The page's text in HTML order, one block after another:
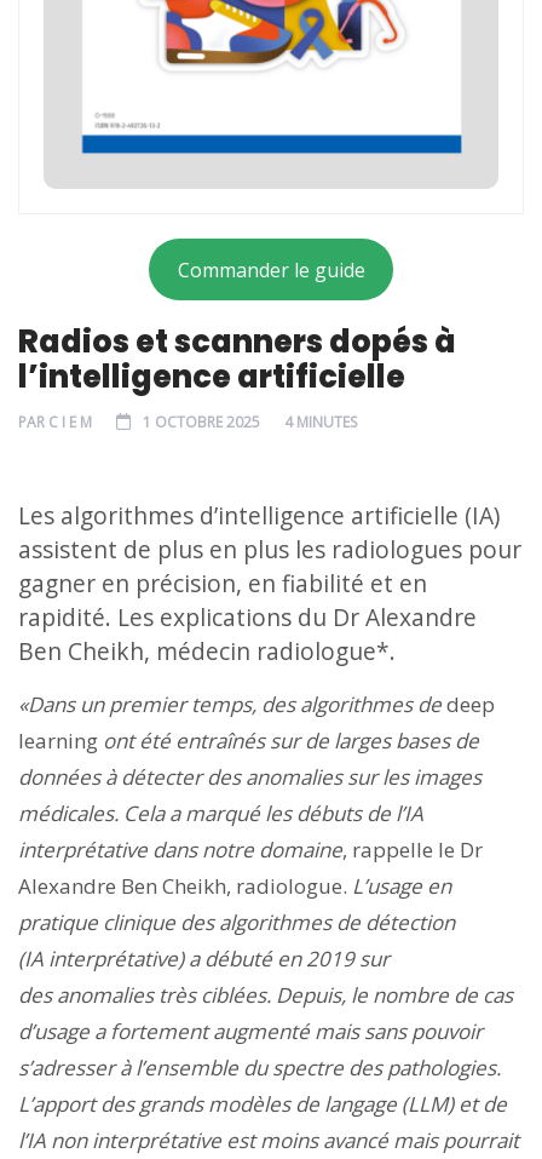
Commander le guide
Radios et scanners dopés à
l’intelligence artificielle
PAR C I E M 1 OCTOBRE 2025 4 MINUTES
Les algorithmes d’intelligence artificielle (IA)
assistent de plus en plus les radiologues pour
gagner en précision, en fiabilité et en
rapidité. Les explications du Dr Alexandre
Ben Cheikh, médecin radiologue*.
«Dans un premier temps, des algorithmes dedeep
learning ont été entraînés sur de larges bases de
données à détecter des anomalies sur les images
médicales. Cela a marqué les débuts de l’IA
interprétative dans notre domaine, rappelle le Dr
Alexandre Ben Cheikh, radiologue. L’usage en
pratique clinique des algorithmes de détection
(IA interprétative) a débuté en 2019 sur
des anomalies très ciblées. Depuis, le nombre de cas
d’usage a fortement augmenté mais sans pouvoir
s’adresser à l’ensemble du spectre des pathologies.
L’apport des grands modèles de langage (LLM) et de
l’IA non interprétative est moins avancé mais pourrait